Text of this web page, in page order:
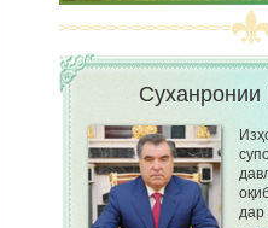
Суханронии
Изҳори ҳамдардӣ ва
дар